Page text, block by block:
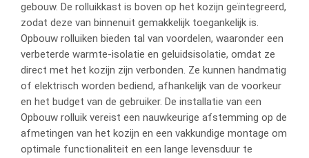
gebouw. De rolluikkast is boven op het kozijn geïntegreerd,
zodat deze van binnenuit gemakkelijk toegankelijk is.
Opbouw rolluiken bieden tal van voordelen, waaronder een
verbeterde warmte-isolatie en geluidsisolatie, omdat ze
direct met het kozijn zijn verbonden. Ze kunnen handmatig
of elektrisch worden bediend, afhankelijk van de voorkeur
en het budget van de gebruiker. De installatie van een
Opbouw rolluik vereist een nauwkeurige afstemming op de
afmetingen van het kozijn en een vakkundige montage om
optimale functionaliteit en een lange levensduur te